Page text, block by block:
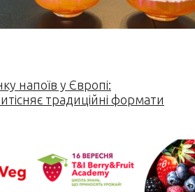
напоїв у Європі:
традиційні формати